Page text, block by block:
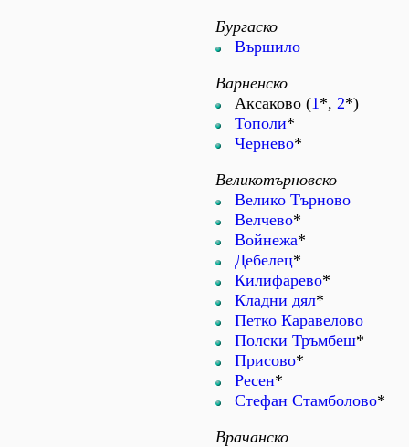
Бургаско
Вършило
Варненско
Аксаково (1*, 2*)
Тополи*
Чернево*
Великотърновско
Велико Търново
Велчево*
Войнежа*
Дебелец*
Килифарево*
Кладни дял*
Петко Каравелово
Полски Тръмбеш*
Присово*
Ресен*
Стефан Стамболово*
Врачанско